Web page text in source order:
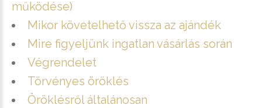
működése)
Mikor követelhető vissza az ajándék
Mire figyeljünk ingatlan vásárlás során
Végrendelet
Törvényes öröklés
Öröklésről általánosan